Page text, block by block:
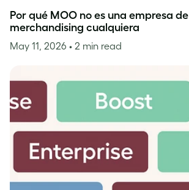
Por qué MOO no es una empresa de
merchandising cualquiera
May 11, 2026 • 2 min read